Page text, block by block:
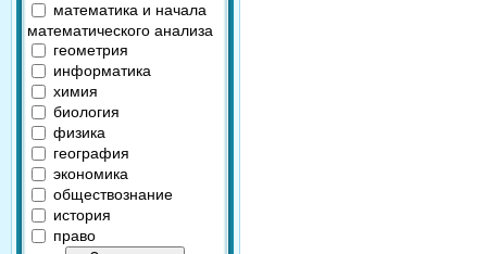
математика и начала
математического анализа
геометрия
информатика
химия
биология
физика
география
экономика
обществознание
история
право